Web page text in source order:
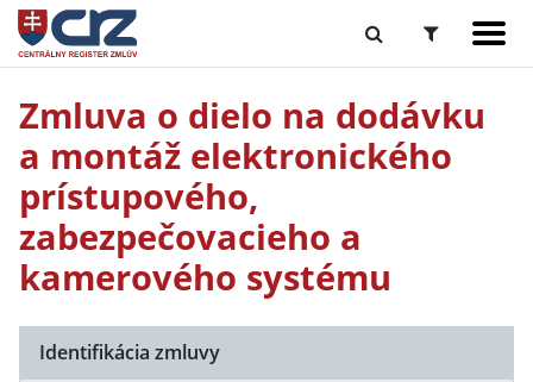
Zmluva o dielo na dodávku
a montáž elektronického
prístupového,
zabezpečovacieho a
kamerového systému
Identifikácia zmluvy